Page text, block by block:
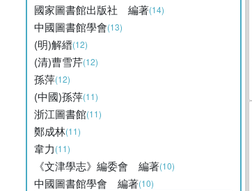
國家圖書館出版社 編著(14)
中國圖書館學會(13)
(明)解縉(12)
(清)曹雪芹(12)
孫萍(12)
(中國)孫萍(11)
浙江圖書館(11)
鄭成林(11)
韋力(11)
《文津學志》編委會 編著(10)
中國圖書館學會 編著(10)